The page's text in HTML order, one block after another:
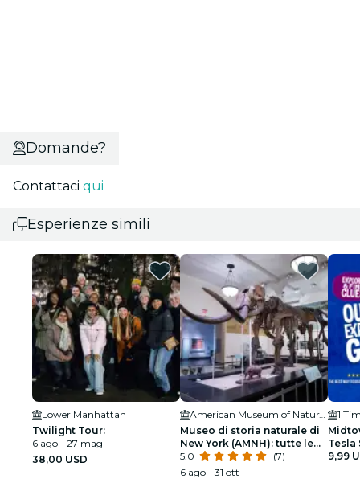
Domande?
Contattaci qui
Esperienze simili
Lower Manhattan
Twilight Tour:
6 ago - 27 mag
38,00 USD
American Museum of Natural History (AMNH)
Museo di storia naturale di
New York (AMNH): tutte le
mostre con biglietto
5.0
(7)
6 ago - 31 ott
1
Tesla
di
9,99